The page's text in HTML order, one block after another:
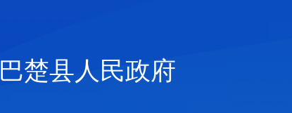
巴楚县人民政府